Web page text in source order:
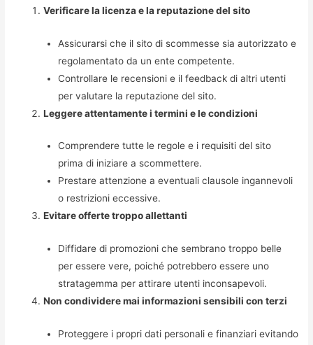
Verificare la licenza e la reputazione del sito
Assicurarsi che il sito di scommesse sia autorizzato e
regolamentato da un ente competente.
Controllare le recensioni e il feedback di altri utenti
per valutare la reputazione del sito.
Leggere attentamente i termini e le condizioni
Comprendere tutte le regole e i requisiti del sito
prima di iniziare a scommettere.
Prestare attenzione a eventuali clausole ingannevoli
o restrizioni eccessive.
Evitare offerte troppo allettanti
Diffidare di promozioni che sembrano troppo belle
per essere vere, poiché potrebbero essere uno
stratagemma per attirare utenti inconsapevoli.
Non condividere mai informazioni sensibili con terzi
Proteggere i propri dati personali e finanziari evitando